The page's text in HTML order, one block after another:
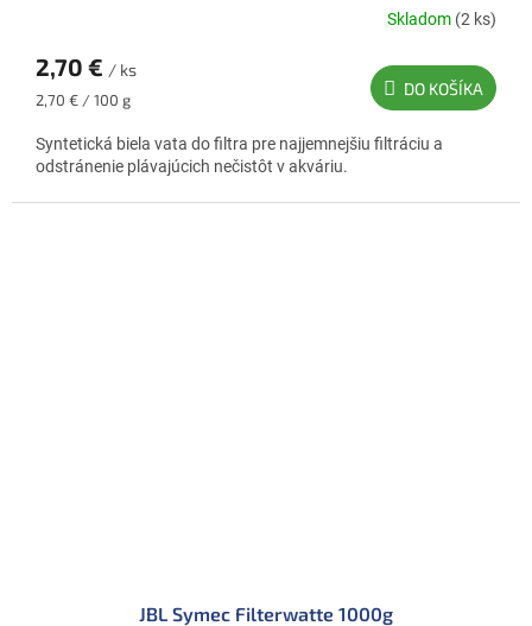
Skladom (2 ks)
2,70 € / ks
Jednotková
2,70 € / 100 g
DO KOŠÍKA
Syntetická biela vata do filtra pre najjemnejšiu filtráciu a
odstránenie plávajúcich nečistôt v akváriu.
JBL Symec Filterwatte 1000g